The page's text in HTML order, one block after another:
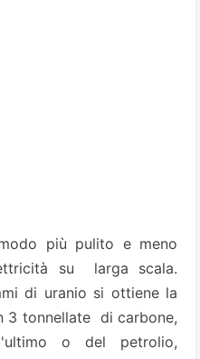
modo più pulito e meno
su larga scala.
di uranio si ottiene la
3 tonnellate di carbone,
o del petrolio,